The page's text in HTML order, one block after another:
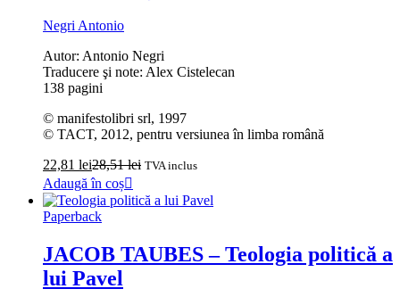
Negri Antonio
Autor: Antonio Negri
Traducere şi note: Alex Cistelecan
138 pagini
© manifestolibri srl, 1997
© TACT, 2012, pentru versiunea în limba română
22,81 lei28,51lei TVA inclus
Adaugă în coș
Paperback
JACOB TAUBES – Teologia politică a
lui Pavel